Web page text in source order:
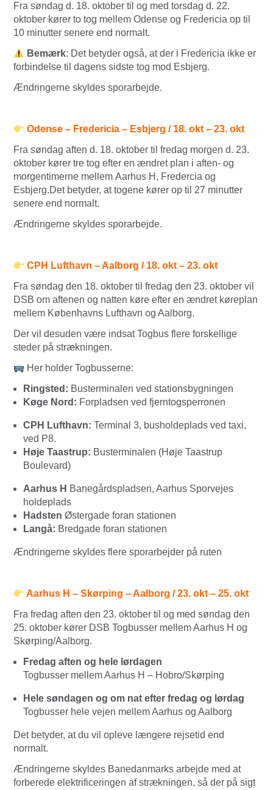
Fra søndag d. 18. oktober til og med torsdag d. 22.
oktober kører to tog mellem Odense og Fredericia op til
10 minutter senere end normalt.
Bemærk: Det betyder også, at der i Fredericia ikke er
forbindelse til dagens sidste tog mod Esbjerg.
Ændringerne skyldes sporarbejde.
Odense – Fredericia – Esbjerg / 18. okt – 23. okt
Fra søndag aften d. 18. oktober til fredag morgen d. 23.
oktober kører tre tog efter en ændret plan i aften- og
morgentimerne mellem Aarhus H, Fredercia og
Esbjerg.Det betyder, at togene kører op til 27 minutter
senere end normalt.
Ændringerne skyldes sporarbejde.
CPH Lufthavn – Aalborg / 18. okt – 23. okt
Fra søndag den 18. oktober til fredag den 23. oktober vil
DSB om aftenen og natten køre efter en ændret køreplan
mellem Københavns Lufthavn og Aalborg.
Der vil desuden være indsat Togbus flere forskellige
steder på strækningen.
Her holder Togbusserne:
Ringsted: Busterminalen ved stationsbygningen
Køge Nord: Forpladsen ved fjerntogsperronen
CPH Lufthavn: Terminal 3, busholdeplads ved taxi,
ved P8.
Høje Taastrup: Busterminalen (Høje Taastrup
Boulevard)
Aarhus H Banegårdspladsen, Aarhus Sporvejes
holdeplads
Hadsten Østergade foran stationen
Langå: Bredgade foran stationen
Ændringerne skyldes flere sporarbejder på ruten
Aarhus H – Skørping – Aalborg / 23. okt – 25. okt
Fra fredag aften den 23. oktober til og med søndag den
25. oktober kører DSB Togbusser mellem Aarhus H og
Skørping/Aalborg.
Fredag aften og hele lørdagen
Togbusser mellem Aarhus H – Hobro/Skørping
Hele søndagen og om nat efter fredag og lørdag
Togbusser hele vejen mellem Aarhus og Aalborg
Det betyder, at du vil opleve længere rejsetid end
normalt.
Ændringerne skyldes Banedanmarks arbejde med at
forberede elektrificeringen af strækningen, så der på sigt